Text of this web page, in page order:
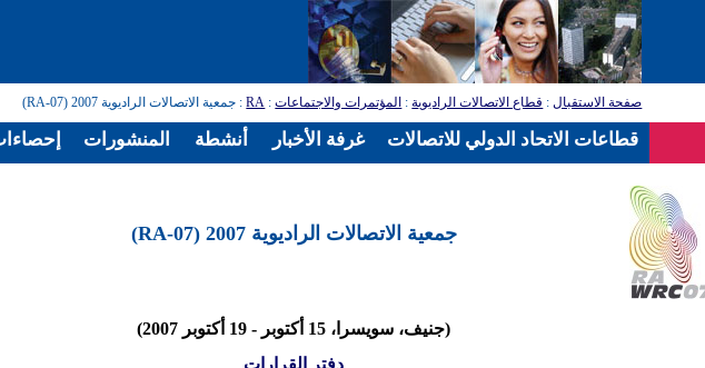
صفحة الاستقبال: قطاع الاتصالات الراديوية: المؤتمرات والاجتماعات:
RA: جمعية الاتصالات الراديوية 2007 (RA-07)
جمعية الاتصالات الراديوية 2007 (RA-07)
(جنيف، سويسرا، 15 أكتوبر - 19 أكتوبر 2007)
دفتر القرارات
المنشورات أنشطة غرفة الأخبار قطاعات الاتحاد الدولي للاتصالات